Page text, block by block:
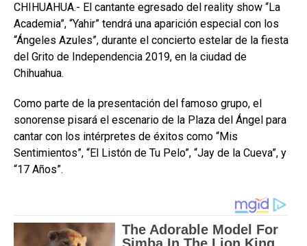
CHIHUAHUA.- El cantante egresado del reality show “La
Academia”, “Yahir” tendrá una aparición especial con los
“Ángeles Azules”, durante el concierto estelar de la fiesta
del Grito de Independencia 2019, en la ciudad de
Chihuahua.
Como parte de la presentación del famoso grupo, el
sonorense pisará el escenario de la Plaza del Ángel para
cantar con los intérpretes de éxitos como “Mis
Sentimientos”, “El Listón de Tu Pelo”, “Jay de la Cueva”, y
“17 Años”.